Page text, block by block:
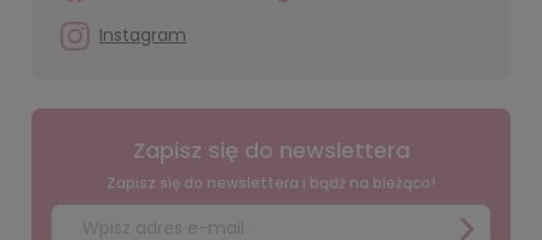
Instagram
Zapisz się do newslettera
Zapisz się do newslettera i bądź na bieżąco!